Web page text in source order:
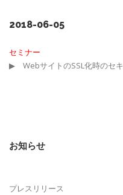
2018-06-05
セミナー
▶ WebサイトのSSL化時のセ
お知らせ
プレスリリース